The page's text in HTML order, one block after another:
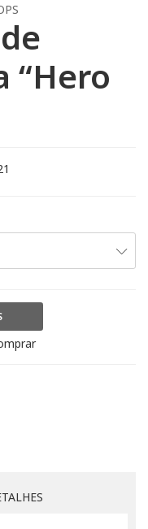
“Hero